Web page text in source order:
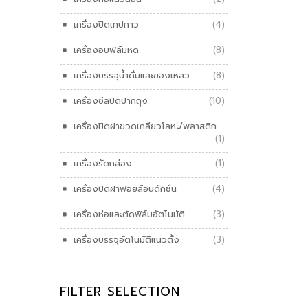
เครื่องปิดเทปกาว
(4)
เครื่องอบฟิล์มหด
(8)
เครื่องบรรจุน้ำดื่มและของเหลว
(8)
เครื่องซีลปิดปากถุง
(10)
เครื่องปิดฝาขวดเกลียวโลหะ/พลาสติก
(1)
เครื่องรัดกล่อง
(1)
เครื่องปิดฝาฟอยล์อินดักชั่น
(4)
เครื่องห่อและตัดฟิล์มอัตโนมัติ
(3)
เครื่องบรรจุอัตโนมัติแนวตั้ง
(3)
FILTER SELECTION